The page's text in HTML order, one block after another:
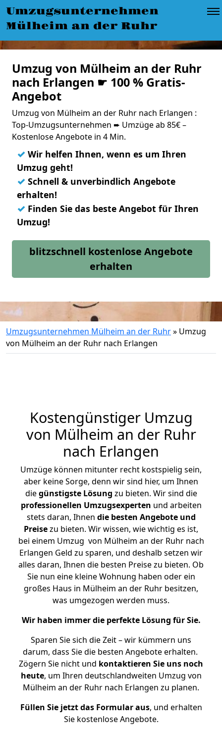
Umzugsunternehmen
Mülheim an der Ruhr
Umzug von Mülheim an der Ruhr
nach Erlangen ☛ 100 % Gratis-
Angebot
Umzug von Mülheim an der Ruhr nach Erlangen :
Top-Umzugsunternehmen ➨ Umzüge ab 85€ –
Kostenlose Angebote in 4 Min.
✓ Wir helfen Ihnen, wenn es um Ihren
Umzug geht!
✓ Schnell & unverbindlich Angebote
erhalten!
✓ Finden Sie das beste Angebot für Ihren
Umzug!
blitzschnell kostenlose Angebote
erhalten
Umzugsunternehmen Mülheim an der Ruhr» Umzug
von Mülheim an der Ruhr nach Erlangen
Kostengünstiger Umzug
von Mülheim an der Ruhr
nach Erlangen
Umzüge können mitunter recht kostspielig sein,
aber keine Sorge, denn wir sind hier, um Ihnen
diegünstigste Lösung zu bieten. Wir sind die
professionellen Umzugsexperten und arbeiten
stets daran, Ihnen die besten Angebote und
Preisezu bieten. Wir wissen, wie wichtig es ist,
bei einem Umzug von Mülheim an der Ruhr nach
Erlangen Geld zu sparen, und deshalb setzen wir
alles daran, Ihnen die besten Preise zu bieten. Ob
Sie nun eine kleine Wohnung haben oder ein
großes Haus in Mülheim an der Ruhr besitzen,
was umgezogen werden muss.
Wir haben immer die perfekte Lösung für Sie.
Sparen Sie sich die Zeit – wir kümmern uns
darum, dass Sie die besten Angebote erhalten.
Zögern Sie nicht und kontaktieren Sie uns noch
heute, um Ihren deutschlandweiten Umzug von
Mülheim an der Ruhr nach Erlangen zu planen.
Füllen Sie jetzt das Formular aus, und erhalten
Sie kostenlose Angebote.